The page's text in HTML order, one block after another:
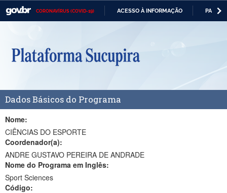
CORONAVÍRUS (COVID-19) ACESSO À INFORMAÇÃO
Casa Civil
Ministério da Defesa
Ministério da Economia
Ministério da Infraestrutura
Ministério da Educação
Ministério da Cidadania
Dados Básicos do Programa
Nome:
CIÊNCIAS DO ESPORTE
Coordenador(a):
ANDRE GUSTAVO PEREIRA DE ANDRADE
Nome do Programa em Inglês:
Sport Sciences
Código: